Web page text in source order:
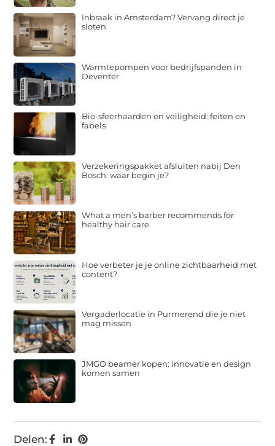
Delen:
Inbraak in Amsterdam? Vervang direct je
sloten
Warmtepompen voor bedrijfspanden in
Deventer
Bio-sfeerhaarden en veiligheid: feiten en
fabels
Verzekeringspakket afsluiten nabij Den
Bosch: waar begin je?
What a men’s barber recommends for
healthy hair care
Hoe verbeter je je online zichtbaarheid met
content?
Vergaderlocatie in Purmerend die je niet
mag missen
JMGO beamer kopen: innovatie en design
komen samen